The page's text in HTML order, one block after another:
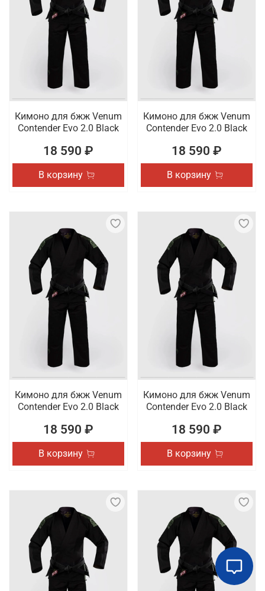
Кимоно для бжж Venum
Contender Evo 2.0 Black
18 590 ₽
В корзину
Кимоно для бжж Venum
Contender Evo 2.0 Black
18 590 ₽
В корзину
Кимоно для бжж Venum
Contender Evo 2.0 Black
18 590 ₽
В корзину
Кимоно для бжж Venum
Contender Evo 2.0 Black
18 590 ₽
В корзину